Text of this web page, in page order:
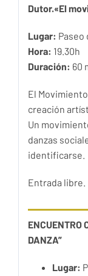
Dutor.«El
Lugar: Paseo
Hora: 19.30h
Duración: 60
El
creación
Un
danzas
identificarse.
Entrada libre.
ENCUENTRO
DANZA”
Lugar: